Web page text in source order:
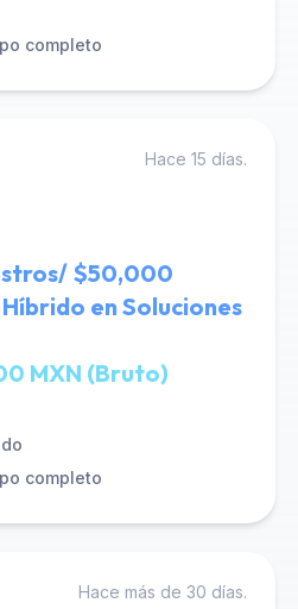
completo
Hace 15 días.
$50,000
en Soluciones
MXN (Bruto)
completo
Hace más de 30 días.